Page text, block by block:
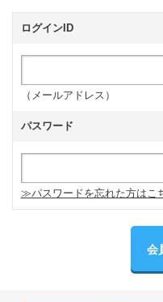
ログインID
（メールアドレス）
パスワード
≫パスワードを忘れた方はこ